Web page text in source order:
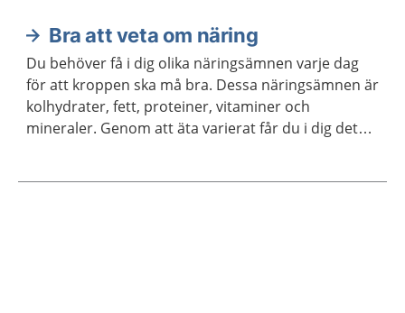
göra stor skillnad.
Bra att veta om näring
Du behöver få i dig olika näringsämnen varje dag
för att kroppen ska må bra. Dessa näringsämnen är
kolhydrater, fett, proteiner, vitaminer och
mineraler. Genom att äta varierat får du i dig det